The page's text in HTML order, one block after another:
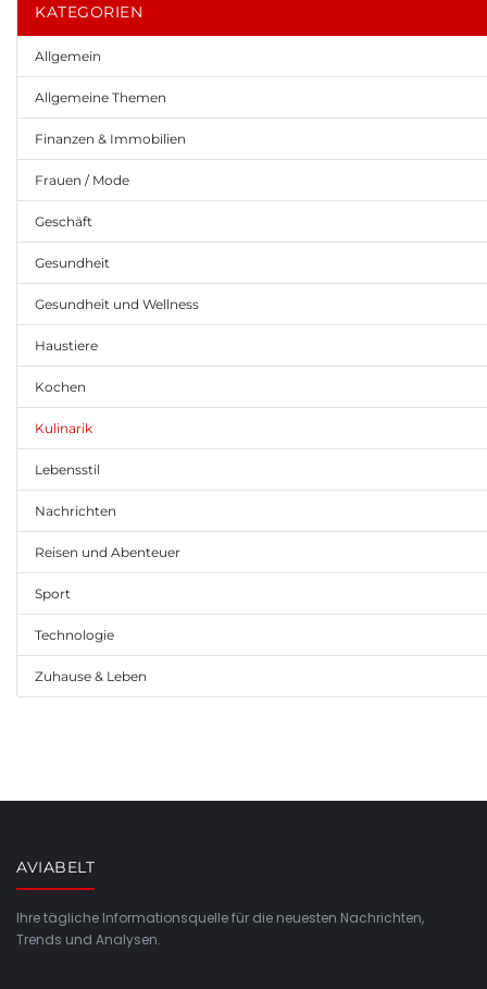
KATEGORIEN
Allgemein
Allgemeine Themen
Finanzen & Immobilien
Frauen / Mode
Geschäft
Gesundheit
Gesundheit und Wellness
Haustiere
Kochen
Kulinarik
Lebensstil
Nachrichten
Reisen und Abenteuer
Sport
Technologie
Zuhause & Leben
AVIABELT
Ihre tägliche Informationsquelle für die neuesten Nachrichten,
Trends und Analysen.